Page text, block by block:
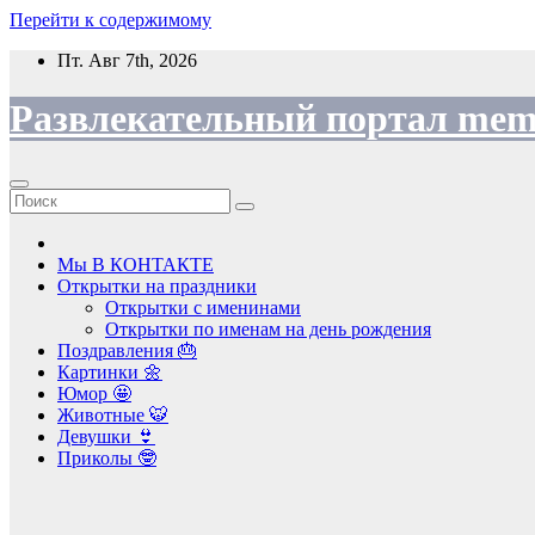
Перейти к содержимому
Пт. Авг 7th, 2026
Развлекательный портал
Мы В КОНТАКТЕ
Открытки на праздники
Открытки с именинами
Открытки по именам на день рождения
Поздравления 🎂
Картинки 🌼
Юмор 🤩
Животные 🐯
Девушки 👙
Приколы 🤓